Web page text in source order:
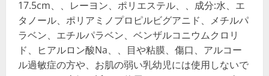
17.5cm、、レーヨン、ポリエステル、、成分:水、エ
タノール、ポリアミノプロピルビグアニド、メチルパ
ラベン、エチルパラベン、ベンザルコニウムクロリ
ド、ヒアルロン酸Na、、目や粘膜、傷口、アルコー
ル過敏症の方や、お肌の弱い乳幼児には使用しないで